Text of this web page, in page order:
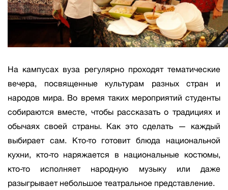
На кампусах вуза регулярно проходят тематические
вечера, посвященные культурам разных стран и
народов мира. Во время таких мероприятий студенты
собираются вместе, чтобы рассказать о традициях и
обычаях своей страны. Как это сделать — каждый
выбирает сам. Кто-то готовит блюда национальной
кухни, кто-то наряжается в национальные костюмы,
кто-то исполняет народную музыку или даже
разыгрывает небольшое театральное представление.